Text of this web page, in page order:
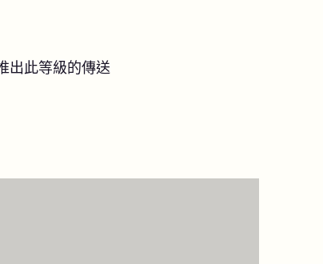
出此等級的傳送